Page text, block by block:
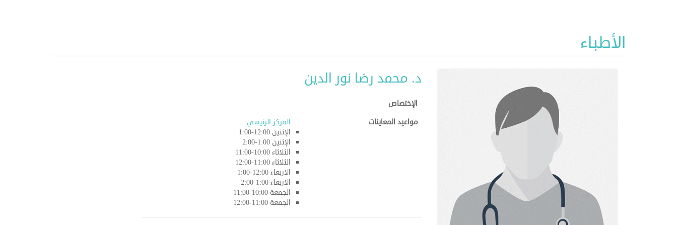
الأطباء
د. محمد رضا نور الدين
الإختصاص
مواعيد المعاينات
المركز الرئيسي
الإثنين 12:00-1:00
الإثنين 1:00-2:00
الثلاثاء 10:00-11:00
الثلاثاء 11:00-12:00
الاربعاء 12:00-1:00
الاربعاء 1:00-2:00
الجمعة 10:00-11:00
الجمعة 11:00-12:00